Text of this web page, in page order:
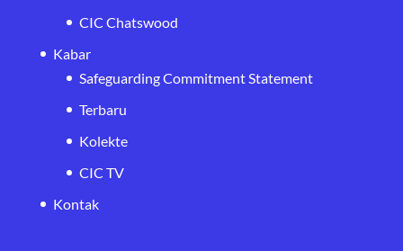
CIC Chatswood
Kabar
Safeguarding Commitment Statement
Terbaru
Kolekte
CIC TV
Kontak